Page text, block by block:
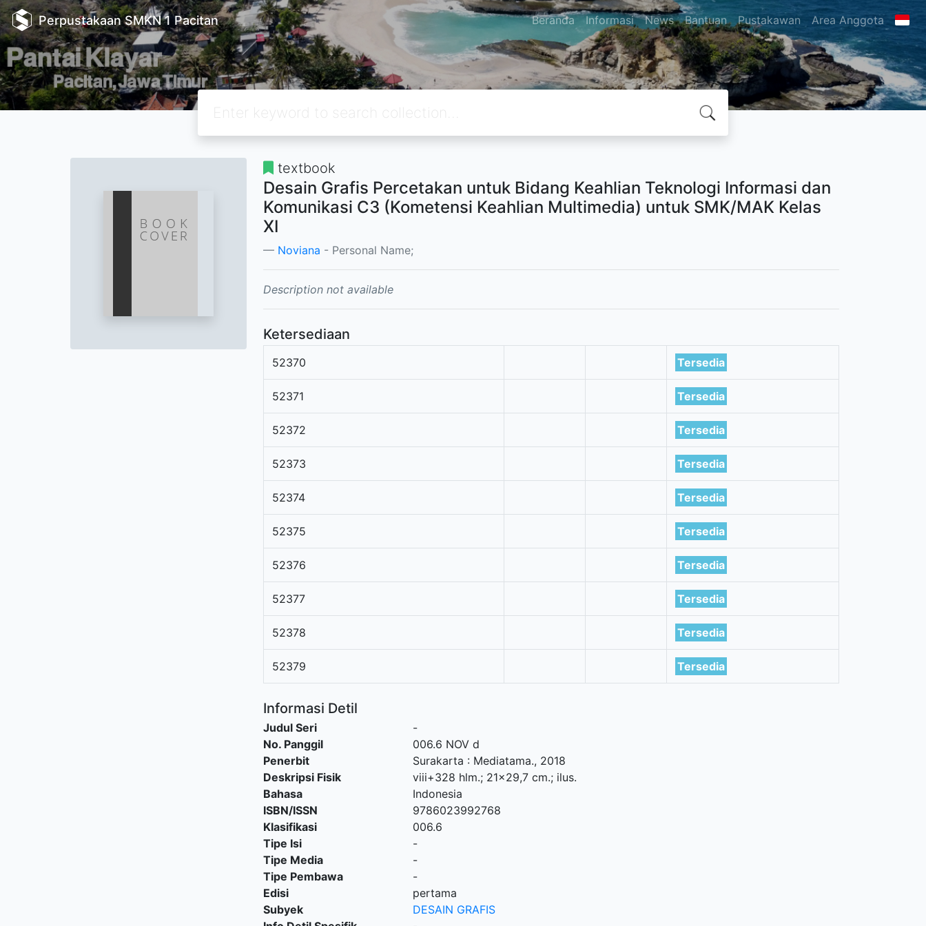
Perpustakaan SMKN 1 Pacitan Beranda Informasi News Bantuan Pustakawan Area Anggota
textbook
Desain Grafis Percetakan untuk Bidang Keahlian Teknologi Informasi dan
Komunikasi C3 (Kometensi Keahlian Multimedia) untuk SMK/MAK Kelas
XI
Noviana - Personal Name;
Description not available
Ketersediaan
52370 Tersedia
52371 Tersedia
52372 Tersedia
52373 Tersedia
52374 Tersedia
52375 Tersedia
52376 Tersedia
52377 Tersedia
52378 Tersedia
52379 Tersedia
Informasi Detil
Judul Seri
-
No. Panggil
006.6 NOV d
Penerbit
Surakarta : Mediatama., 2018
Deskripsi Fisik
viii+328 hlm.; 21x29,7 cm.; ilus.
Bahasa
Indonesia
ISBN/ISSN
9786023992768
Klasifikasi
006.6
Tipe Isi
-
Tipe Media
-
Tipe Pembawa
-
Edisi
pertama
Subyek
DESAIN GRAFIS